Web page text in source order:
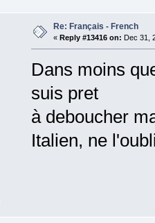
Re: Français - French
« Reply #13416 on: Dec 31,
Dans moins
suis pret
à deboucher
Italien, ne